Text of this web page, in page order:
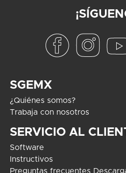
SGEMX
¿Quiénes somos?
Trabaja con nosotros
SERVICIO AL
Software
Instructivos
Preguntas frecuentes